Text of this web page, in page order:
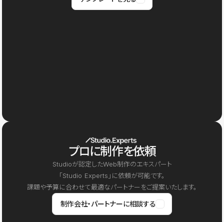
プロに制作を依頼
Studioが認定したWeb制作のエキスパート
「Studio Experts」に依頼が可能です。
課題や予算に合わせて最適なパートナーをご提案いたします。
制作会社・パートナーに相談する